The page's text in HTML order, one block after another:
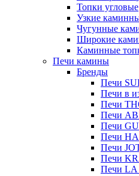
Топки угловые
Узкие
Чугунные
Широкие
Каминные
Печи камины
Бренды
Печи
Печи в
Печи
Печи
Печи
Печи
Печи
Печи
Печи LA